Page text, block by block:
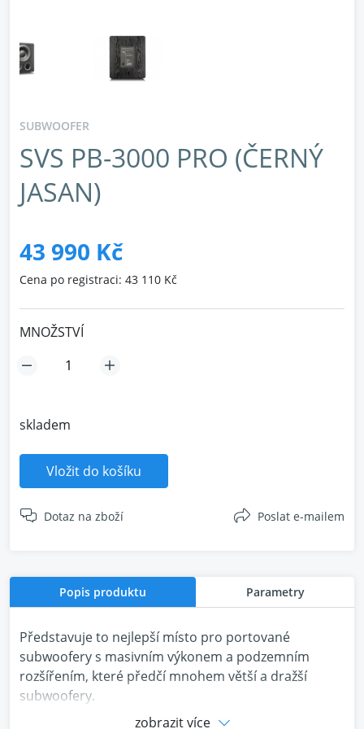
SUBWOOFER
SVS PB-3000 PRO (ČERNÝ
JASAN)
43 990 Kč
Cena po registraci: 43 110 Kč
MNOŽSTVÍ
skladem
Vložit do košíku
Dotaz na zboží Poslat e-mailem
Popis produktu Parametry
Představuje to nejlepší místo pro portované
subwoofery s masivním výkonem a podzemním
rozšířením, které předčí mnohem větší a dražší
subwoofery.
zobrazit více